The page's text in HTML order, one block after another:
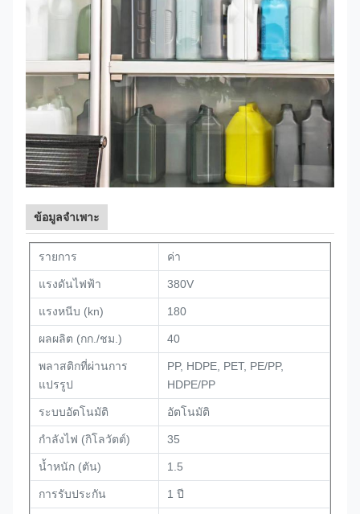
ข้อมูลจำเพาะ
รายการ ค่า
แรงดันไฟฟ้า 380V
แรงหนีบ (kn) 180
ผลผลิต (กก./ชม.) 40
พลาสติกที่ผ่านการ
แปรรูป
PP, HDPE, PET, PE/PP,
HDPE/PP
ระบบอัตโนมัติ อัตโนมัติ
กำลังไฟ (กิโลวัตต์) 35
น้ำหนัก (ตัน) 1.5
การรับประกัน 1 ปี